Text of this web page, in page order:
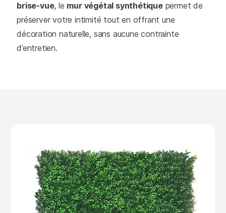
brise-vue, le mur végétal synthétiquepermet de
préserver votre intimité tout en offrant une
décoration naturelle, sans aucune contrainte
d’entretien.